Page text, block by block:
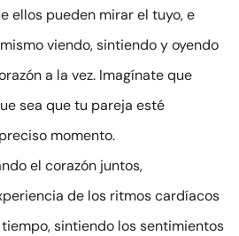
ellos pueden mirar el tuyo, e
viendo, sintiendo y oyendo
a la vez. Imagínate que
sea que tu pareja esté
momento.
el corazón juntos,
de los ritmos cardíacos
sintiendo los sentimientos